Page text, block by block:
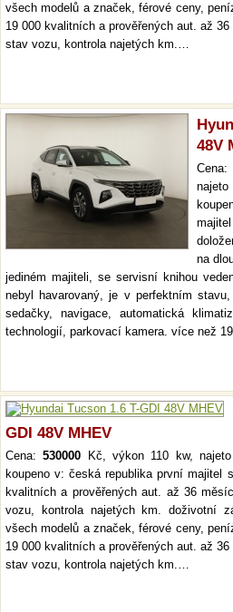
všech modelů a značek, férové ceny,
19 000 kvalitních a prověřených aut. až
stav vozu, kontrola najetých km.…
48V
Cena:
na
jediném majiteli, se servisní knihou
nebyl havarovaný, je v perfektním
sedačky, navigace, automatická
technologií, parkovací kamera. více než
GDI 48V MHEV
Cena:530000 Kč, výkon 110 kw,
koupeno v: česká republika první majitel
kvalitních a prověřených aut. až 36
vozu, kontrola najetých km. doživotní
všech modelů a značek, férové ceny,
19 000 kvalitních a prověřených aut. až
stav vozu, kontrola najetých km.…